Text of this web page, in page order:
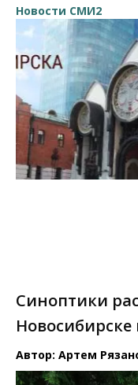
Новости СМИ2
Синоптики
Автор: Артем